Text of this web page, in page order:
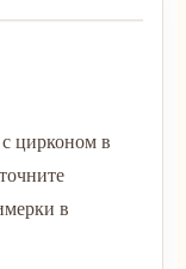
цирконом в
в